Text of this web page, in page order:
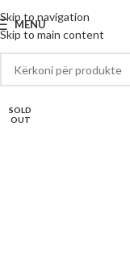
Skip to navigation
Skip to main content
MENU
SOLD
OUT